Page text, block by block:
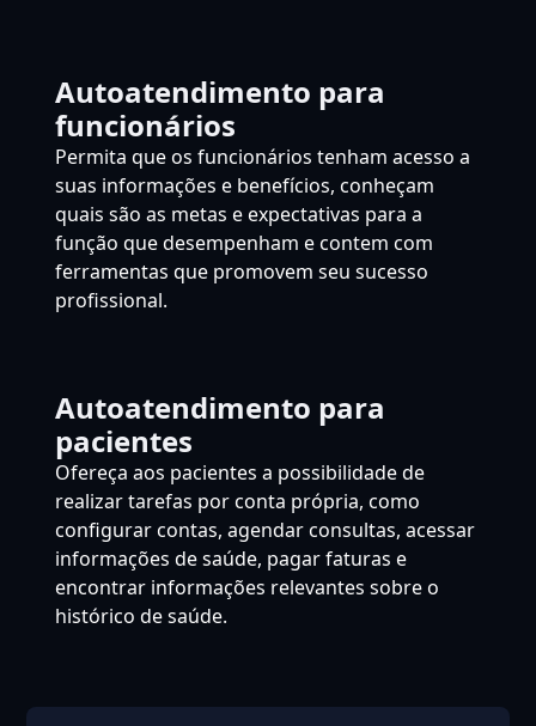
Autoatendimento para
funcionários
Permita que os funcionários tenham acesso a
suas informações e benefícios, conheçam
quais são as metas e expectativas para a
função que desempenham e contem com
ferramentas que promovem seu sucesso
profissional.
Autoatendimento para
pacientes
Ofereça aos pacientes a possibilidade de
realizar tarefas por conta própria, como
configurar contas, agendar consultas, acessar
informações de saúde, pagar faturas e
encontrar informações relevantes sobre o
histórico de saúde.